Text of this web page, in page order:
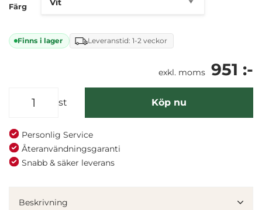
Denna webbplats använder cookies
för sociala medier och analysera vår trafik. Vi
Färg
Finns i lager Leveranstid: 1-2 veckor
exkl. moms 951 :-
st Köp nu
Personlig Service
Återanvändningsgaranti
Snabb & säker leverans
Beskrivning